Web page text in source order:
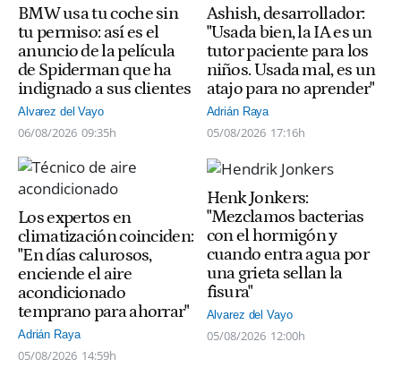
BMW usa tu coche sin
tu permiso: así es el
anuncio de la película
de Spiderman que ha
indignado a sus clientes
Alvarez del Vayo
06/08/2026 09:35h
Ashish, desarrollador:
"Usada bien, la IA es un
tutor paciente para los
niños. Usada mal, es un
atajo para no aprender"
Adrián Raya
05/08/2026 17:16h
Los expertos en
climatización coinciden:
"En días calurosos,
enciende el aire
acondicionado
temprano para ahorrar"
Adrián Raya
05/08/2026 14:59h
Henk Jonkers:
"Mezclamos bacterias
con el hormigón y
cuando entra agua por
una grieta sellan la
fisura"
Alvarez del Vayo
05/08/2026 12:00h